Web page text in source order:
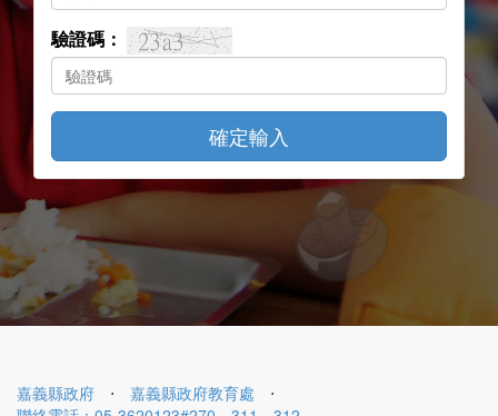
驗證碼：
確定輸入
嘉義縣政府 ⋅ 嘉義縣政府教育處
⋅